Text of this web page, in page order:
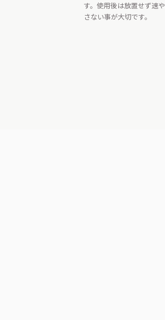
す。使用後は放置せず速
さない事が大切です。